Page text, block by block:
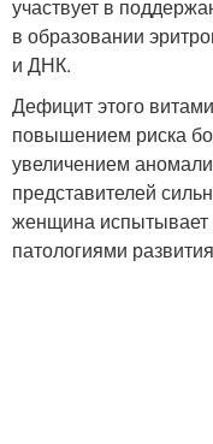
участвует в
в образовании
и ДНК.
Дефицит этого
повышением риска
увеличением
представителей
женщина испытывает
патологиями